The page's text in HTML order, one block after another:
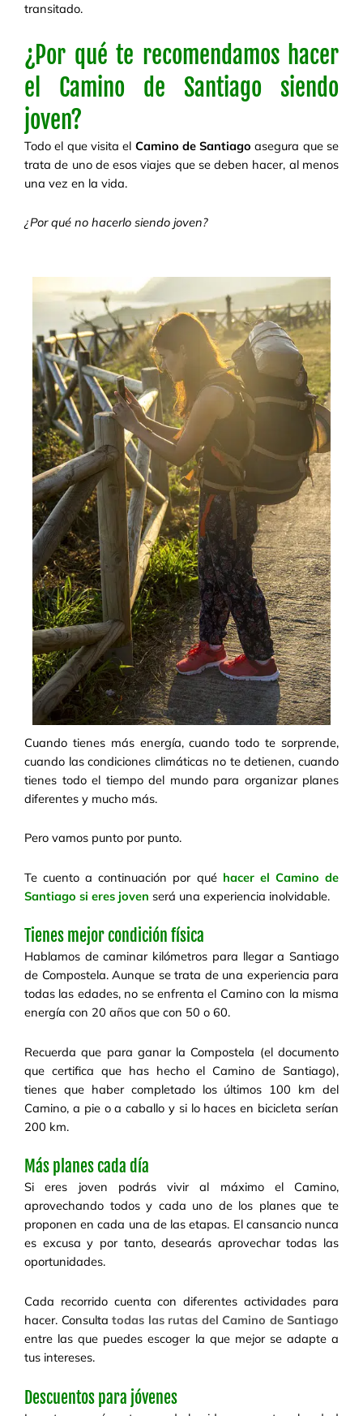
transitado.
¿Por qué te recomendamos hacer
el Camino de Santiago siendo
joven?
Todo el que visita el Camino de Santiago asegura que se
trata de uno de esos viajes que se deben hacer, al menos
una vez en la vida.
¿Por qué no hacerlo siendo joven?
Cuando tienes más energía, cuando todo te sorprende,
cuando las condiciones climáticas no te detienen, cuando
tienes todo el tiempo del mundo para organizar planes
diferentes y mucho más.
Pero vamos punto por punto.
Te cuento a continuación por qué hacer el Camino de
Santiago si eres joven será una experiencia inolvidable.
Tienes mejor condición física
Hablamos de caminar kilómetros para llegar a Santiago
de Compostela. Aunque se trata de una experiencia para
todas las edades, no se enfrenta el Camino con la misma
energía con 20 años que con 50 o 60.
Recuerda que para ganar la Compostela (el documento
que certifica que has hecho el Camino de Santiago),
tienes que haber completado los últimos 100 km del
Camino, a pie o a caballo y si lo haces en bicicleta serían
200 km.
Más planes cada día
Si eres joven podrás vivir al máximo el Camino,
aprovechando todos y cada uno de los planes que te
proponen en cada una de las etapas. El cansancio nunca
es excusa y por tanto, desearás aprovechar todas las
oportunidades.
Cada recorrido cuenta con diferentes actividades para
hacer. Consulta todas las rutas del Camino de Santiago
entre las que puedes escoger la que mejor se adapte a
tus intereses.
Descuentos para jóvenes